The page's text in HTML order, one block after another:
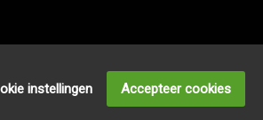
LOGIN
instellingen Accepteer cookies